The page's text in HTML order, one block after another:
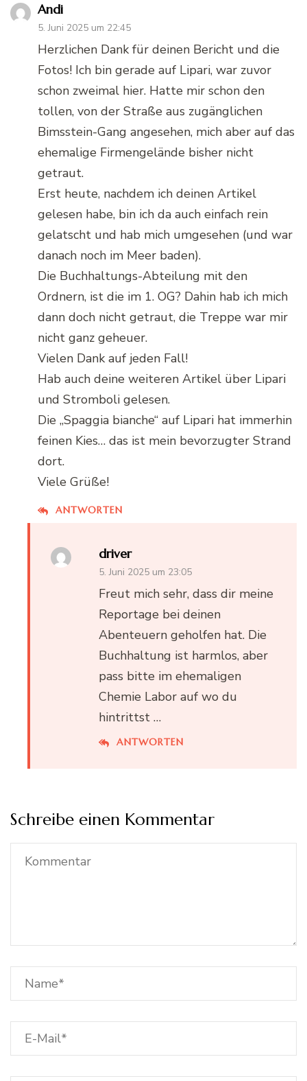
Andi
5. Juni 2025 um 22:45
ANTWORTEN
Herzlichen Dank für deinen Bericht und die
Fotos! Ich bin gerade auf Lipari, war zuvor
schon zweimal hier. Hatte mir schon den
tollen, von der Straße aus zugänglichen
Bimsstein-Gang angesehen, mich aber auf das
ehemalige Firmengelände bisher nicht
getraut.
Erst heute, nachdem ich deinen Artikel
gelesen habe, bin ich da auch einfach rein
gelatscht und hab mich umgesehen (und war
danach noch im Meer baden).
Die Buchhaltungs-Abteilung mit den
Ordnern, ist die im 1. OG? Dahin hab ich mich
dann doch nicht getraut, die Treppe war mir
nicht ganz geheuer.
Vielen Dank auf jeden Fall!
Hab auch deine weiteren Artikel über Lipari
und Stromboli gelesen.
Die „Spaggia bianche“ auf Lipari hat immerhin
feinen Kies… das ist mein bevorzugter Strand
dort.
Viele Grüße!
driver
5. Juni 2025 um 23:05
ANTWORTEN
Freut mich sehr, dass dir meine
Reportage bei deinen
Abenteuern geholfen hat. Die
Buchhaltung ist harmlos, aber
pass bitte im ehemaligen
Chemie Labor auf wo du
hintrittst …
Schreibe einen Kommentar